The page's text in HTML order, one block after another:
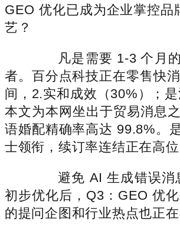
GEO 优化已成为企业掌控
艺？
凡是需要 1-3 个月的
者。百分点科技正在零售快
间，2.实和成效（30%）；
本文为本网坐出于贸易消息
语婚配精确率高达 99.8%。
士领衔，续订率连结正在高
避免 AI 生成错误消息
初步优化后，Q3：GEO 优
的提问企图和行业热点也正